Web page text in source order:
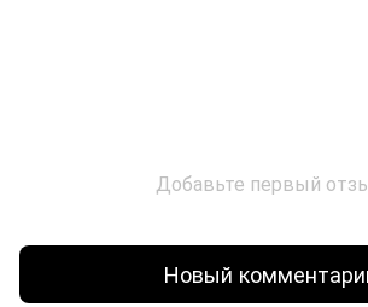
Добавьте первый
Новый